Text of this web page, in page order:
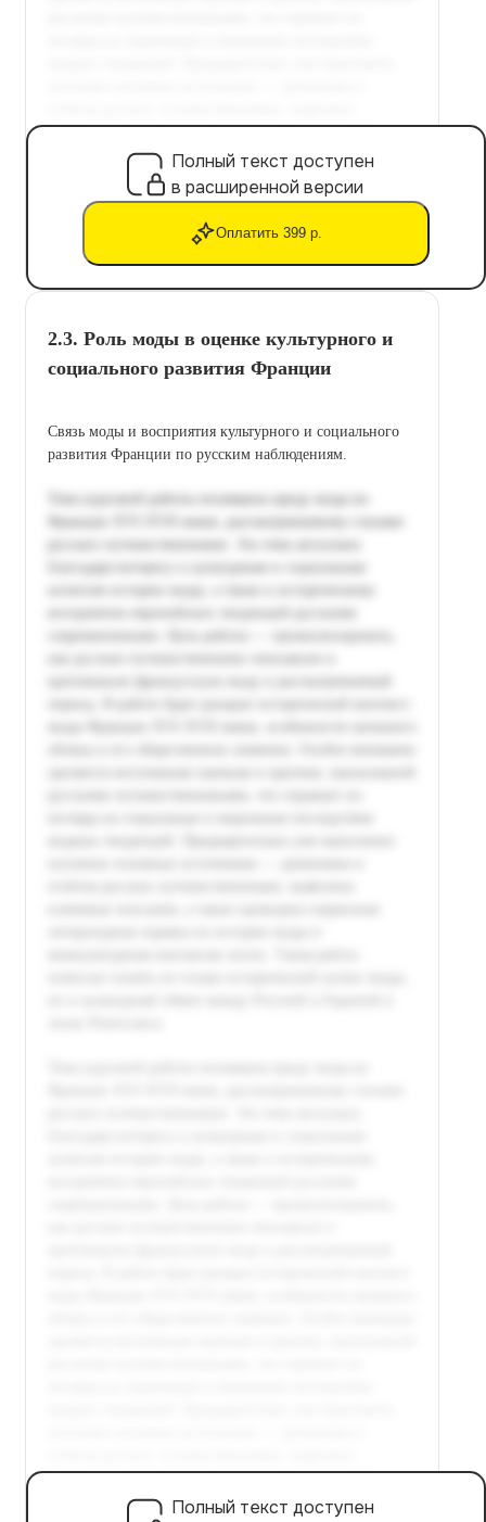
Полный текст доступен
в расширенной версии
Оплатить 399 р.
2.3. Роль моды в оценке культурного и
социального развития Франции
Связь моды и восприятия культурного и социального
развития Франции по русским наблюдениям.
Полный текст доступен